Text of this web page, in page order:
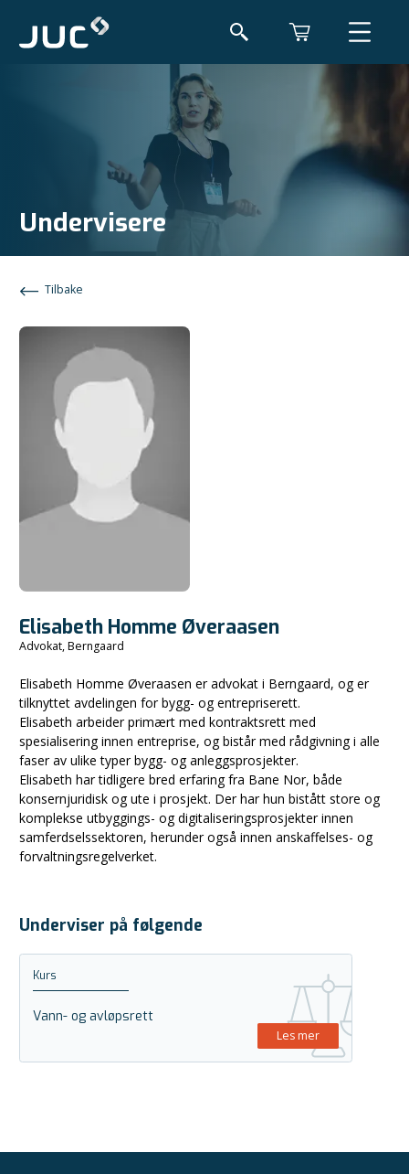
Undervisere
Tilbake
Elisabeth Homme Øveraasen
Advokat, Berngaard
Elisabeth Homme Øveraasen er advokat i Berngaard, og er
tilknyttet avdelingen for bygg- og entrepriserett.
Elisabeth arbeider primært med kontraktsrett med
spesialisering innen entreprise, og bistår med rådgivning i alle
faser av ulike typer bygg- og anleggsprosjekter.
Elisabeth har tidligere bred erfaring fra Bane Nor, både
konsernjuridisk og ute i prosjekt. Der har hun bistått store og
komplekse utbyggings- og digitaliseringsprosjekter innen
samferdselssektoren, herunder også innen anskaffelses- og
forvaltningsregelverket.
Underviser på følgende
Kurs
Vann- og avløpsrett
Les mer